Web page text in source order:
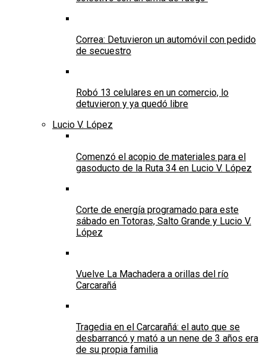
Correa: Detuvieron un automóvil con pedido
de secuestro
Robó 13 celulares en un comercio, lo
detuvieron y ya quedó libre
Lucio V. López
Comenzó el acopio de materiales para el
gasoducto de la Ruta 34 en Lucio V. López
Corte de energía programado para este
sábado en Totoras, Salto Grande y Lucio V.
López
Vuelve La Machadera a orillas del río
Carcarañá
Tragedia en el Carcarañá: el auto que se
desbarrancó y mató a un nene de 3 años era
de su propia familia